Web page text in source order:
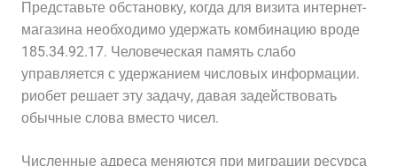
Представьте обстановку, когда для визита интернет-
магазина необходимо удержать комбинацию вроде
185.34.92.17. Человеческая память слабо
управляется с удержанием числовых информации.
риобет решает эту задачу, давая задействовать
обычные слова вместо чисел.
Численные адреса меняются при миграции ресурса